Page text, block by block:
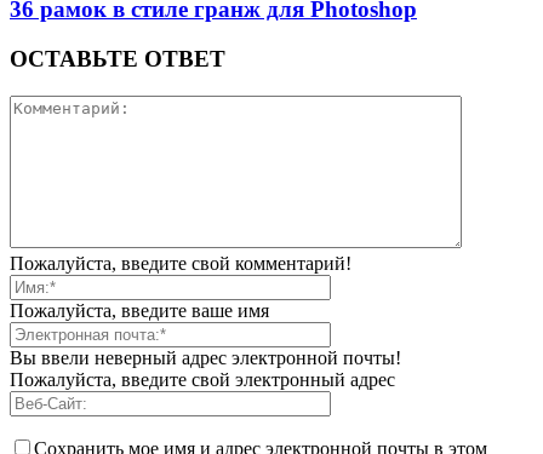
36 рамок в стиле гранж для Photoshop
ОСТАВЬТЕ ОТВЕТ
Пожалуйста, введите свой комментарий!
Пожалуйста, введите ваше имя
Вы ввели неверный адрес электронной почты!
Пожалуйста, введите свой электронный адрес
Сохранить мое имя и адрес электронной почты в этом